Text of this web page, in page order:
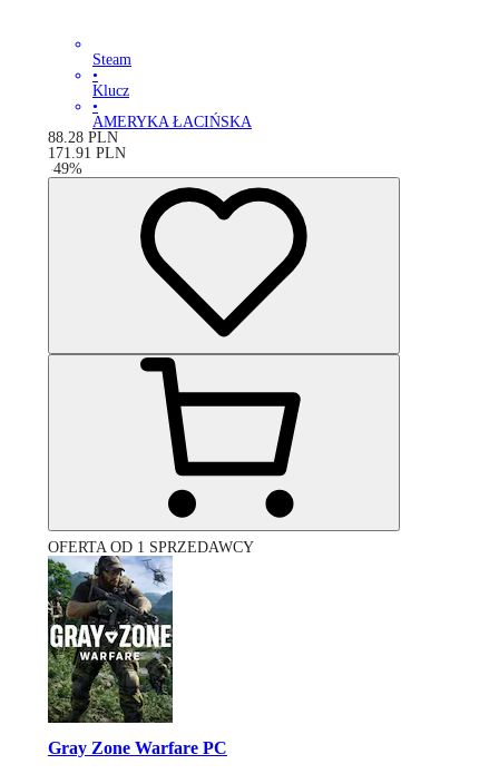
Steam
•
Klucz
•
AMERYKA ŁACIŃSKA
88.28 PLN
171.91 PLN
-49%
OFERTA OD 1 SPRZEDAWCY
Gray Zone Warfare PC